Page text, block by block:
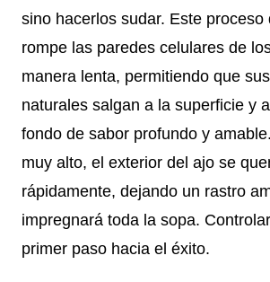
sino hacerlos sudar. Este proceso
rompe las paredes celulares de
manera lenta, permitiendo que
naturales salgan a la superficie y
fondo de sabor profundo y
muy alto, el exterior del ajo se
rápidamente, dejando un rastro
impregnará toda la sopa.
primer paso hacia el éxito.